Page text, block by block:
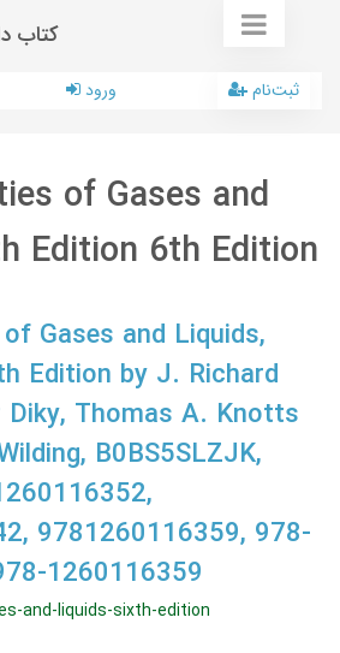
کتاب
ورود ثبت‌نام
of Gases and
Edition 6th Edition
Gases and Liquids,
Edition by J. Richard
Thomas A. Knotts
B0BS5SLZJK,
9781260116359, 978-
1260116359
and-liquids-sixth-edition